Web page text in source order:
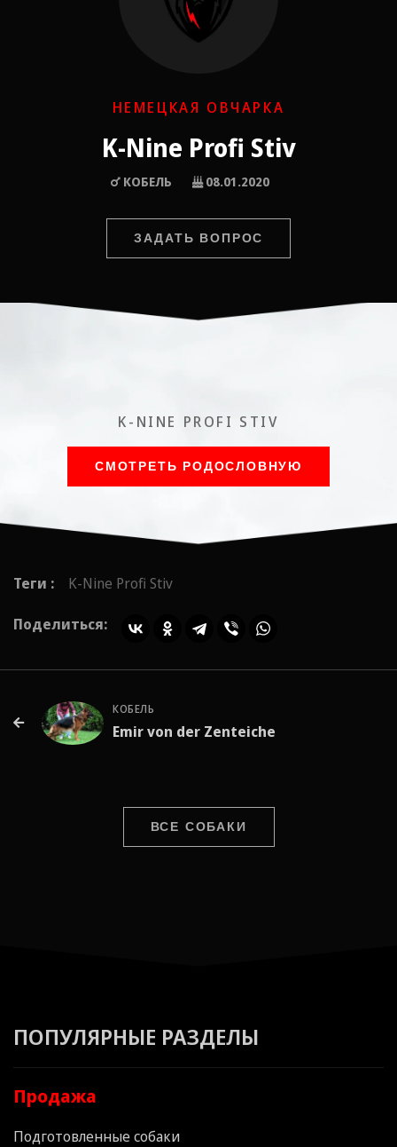
НЕМЕЦКАЯ ОВЧАРКА
K-Nine Profi Stiv
КОБЕЛЬ 08.01.2020
ЗАДАТЬ ВОПРОС
K-NINE PROFI STIV
СМОТРЕТЬ РОДОСЛОВНУЮ
Теги : K-Nine Profi Stiv
Поделиться:
КОБЕЛЬ
Emir von der Zenteiche
ВСЕ СОБАКИ
ПОПУЛЯРНЫЕ РАЗДЕЛЫ
Продажа
Подготовленные собаки